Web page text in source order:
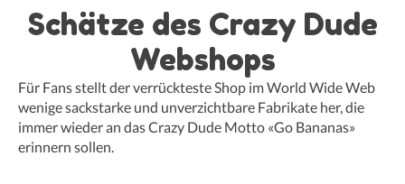
Schätze des Crazy Dude
Webshops
Für Fans stellt der verrückteste Shop im World Wide Web
wenige sackstarke und unverzichtbare Fabrikate her, die
immer wieder an das Crazy Dude Motto «Go Bananas»
erinnern sollen.